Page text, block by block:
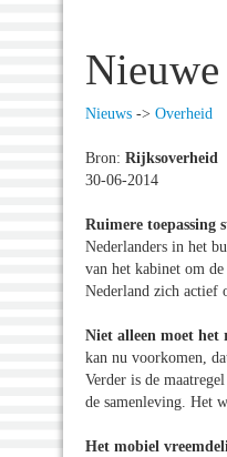
Nieuws -> Overheid
Bron: Rijksoverheid
30-06-2014
Ruimere toepassing
Nederlanders in het
van het kabinet om
Nederland zich actief
Niet alleen moet
kan nu voorkomen,
Verder is de
de samenleving. Het
Het mobiel